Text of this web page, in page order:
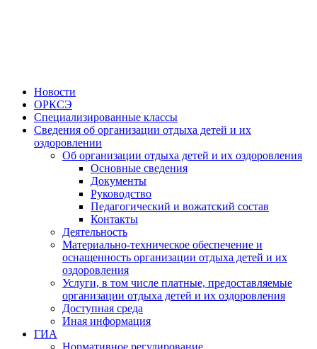
Новости
ОРКСЭ
Специализированные классы
Сведения об организации отдыха детей и их
оздоровлении
Об организации отдыха детей и их оздоровления
Основные сведения
Документы
Руководство
Педагогический и вожатский состав
Контакты
Деятельность
Материально-техническое обеспечение и
оснащенность организации отдыха детей и их
оздоровления
Услуги, в том числе платные, предоставляемые
организации отдыха детей и их оздоровления
Доступная среда
Иная информация
ГИА
Нормативное регулирование